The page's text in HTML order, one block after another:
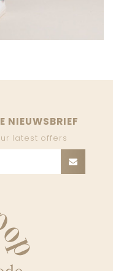
NIEUWSBRIEF
latest offers